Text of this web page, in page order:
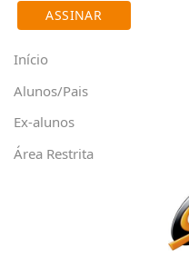
Início
Alunos/Pais
Ex-alunos
Área Restrita